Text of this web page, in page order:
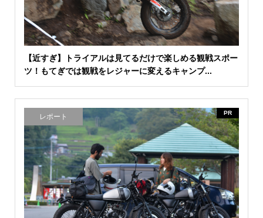
【近すぎ】トライアルは見てるだけで楽しめる観戦スポー
ツ！もてぎでは観戦をレジャーに変えるキャンプ...
レポート PR